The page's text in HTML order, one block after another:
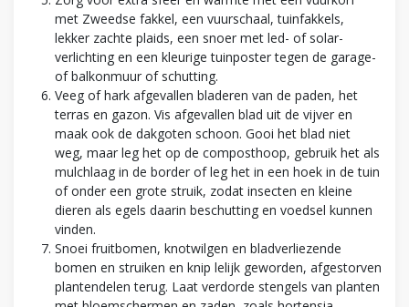
met Zweedse fakkel, een vuurschaal, tuinfakkels,
lekker zachte plaids, een snoer met led- of solar-
verlichting en een kleurige tuinposter tegen de garage-
of balkonmuur of schutting.
Veeg of hark afgevallen bladeren van de paden, het
terras en gazon. Vis afgevallen blad uit de vijver en
maak ook de dakgoten schoon. Gooi het blad niet
weg, maar leg het op de composthoop, gebruik het als
mulchlaag in de border of leg het in een hoek in de tuin
of onder een grote struik, zodat insecten en kleine
dieren als egels daarin beschutting en voedsel kunnen
vinden.
Snoei fruitbomen, knotwilgen en bladverliezende
bomen en struiken en knip lelijk geworden, afgestorven
plantendelen terug. Laat verdorde stengels van planten